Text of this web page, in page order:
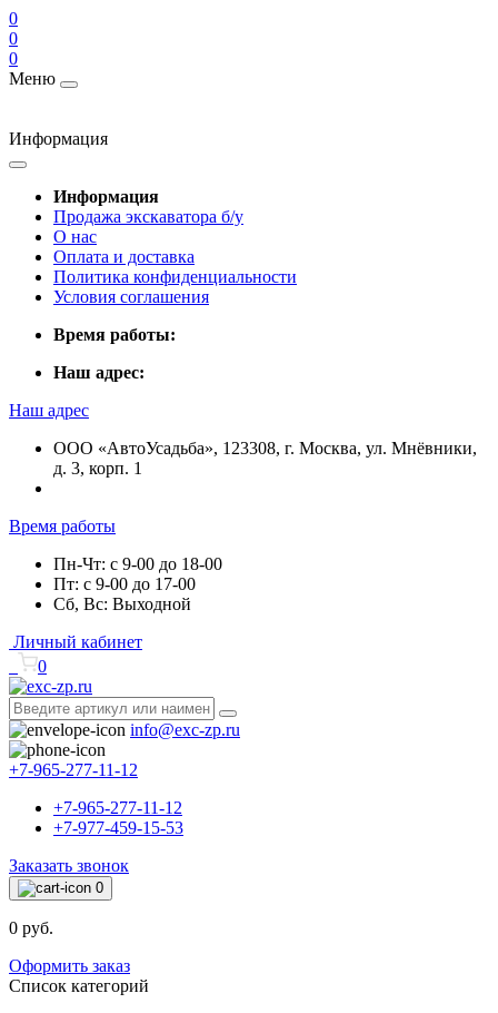
0
0
0
Меню
Информация
Информация
Продажа экскаватора б/у
О нас
Оплата и доставка
Политика конфиденциальности
Условия соглашения
Время работы:
Наш адрес:
Наш адрес
ООО «АвтоУсадьба», 123308, г. Москва, ул. Мнёвники,
д. 3, корп. 1
Время работы
Пн-Чт: с 9-00 до 18-00
Пт: с 9-00 до 17-00
Сб, Вс: Выходной
Личный кабинет
0
info@exc-zp.ru
+7-965-277-11-12
+7-965-277-11-12
+7-977-459-15-53
Заказать звонок
0
0 руб.
Оформить заказ
Список категорий